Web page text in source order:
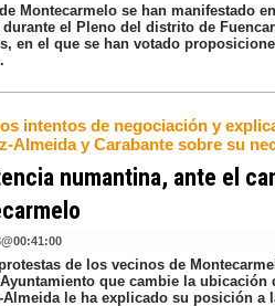
Montecarmelo se han manifestado
durante el Pleno del distrito de
en el que se han votado
intentos de negociación y
Almeida y Carabante sobre su
numantina, ante el
@00:41:00
de los vecinos de
que cambie la ubicación
Almeida le ha explicado su posición a